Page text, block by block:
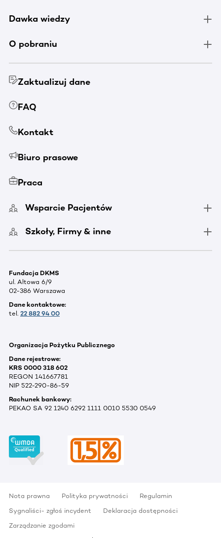
Dawka wiedzy
O pobraniu
Zaktualizuj dane
FAQ
Kontakt
Biuro prasowe
Praca
Wsparcie Pacjentów
Szkoły, Firmy & inne
Fundacja DKMS
ul. Altowa 6/9
02-386 Warszawa
Dane kontaktowe:
tel. 22 882 94 00
Organizacja Pożytku Publicznego
Dane rejestrowe:
KRS 0000 318 602
REGON 141667781
NIP 522-290-86-59
Rachunek bankowy:
PEKAO SA 92 1240 6292 1111 0010 5530 0549
Nota prawna Polityka prywatności
Regulamin
Sygnaliści- zgłoś incydent
Deklaracja dostępności
Zarządzanie zgodami